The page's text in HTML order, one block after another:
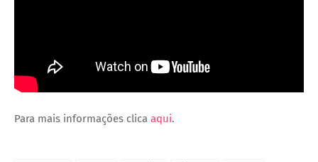
Para mais informações clica aqui.